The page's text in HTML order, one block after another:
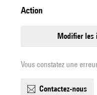
action
modifier
Vous constatez une
contactez-nous